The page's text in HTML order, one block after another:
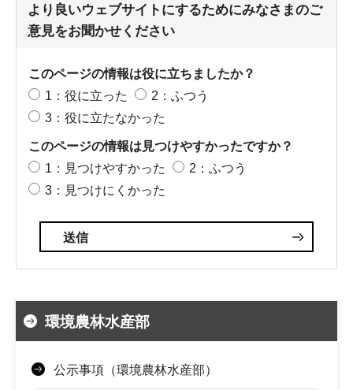
より良いウェブサイトにするためにみなさまのご
意見をお聞かせください
このページの情報は役に立ちましたか？
1：役に立った
2：ふつう
3：役に立たなかった
このページの情報は見つけやすかったですか？
1：見つけやすかった
2：ふつう
3：見つけにくかった
環境農林水産部
公示事項（環境農林水産部）